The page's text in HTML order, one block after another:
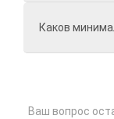
Каков
Ваш вопрос